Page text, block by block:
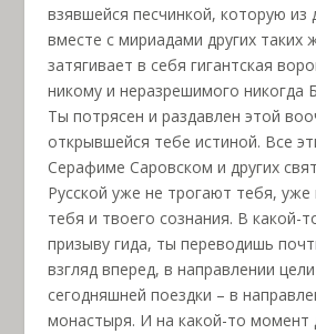
взявшейся песчинкой, которую из
вместе с мириадами других таких
затягивает в себя гигантская
никому и неразрешимого никогда
Ты потрясен и раздавлен этой
открывшейся тебе истиной. Все
Серафиме Саровском и других
Русской уже не трогают тебя, уже
тебя и твоего сознания. В какой-
призыву гида, ты переводишь
взгляд вперед, в направлении
сегодняшней поездки – в
монастыря. И на какой-то момент